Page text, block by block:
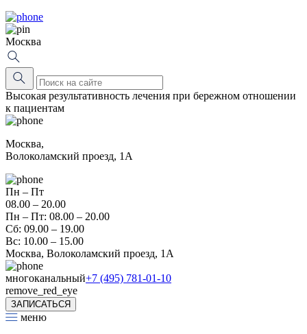
Москва
Высокая результативность лечения при бережном отношении
к пациентам
Москва,
Волоколамский проезд, 1А
Пн – Пт
08.00 – 20.00
Пн – Пт: 08.00 – 20.00
Сб: 09.00 – 19.00
Вс: 10.00 – 15.00
Москва, Волоколамский проезд, 1А
многоканальный+7 (495) 781-01-10
remove_red_eye
ЗАПИСАТЬСЯ
меню